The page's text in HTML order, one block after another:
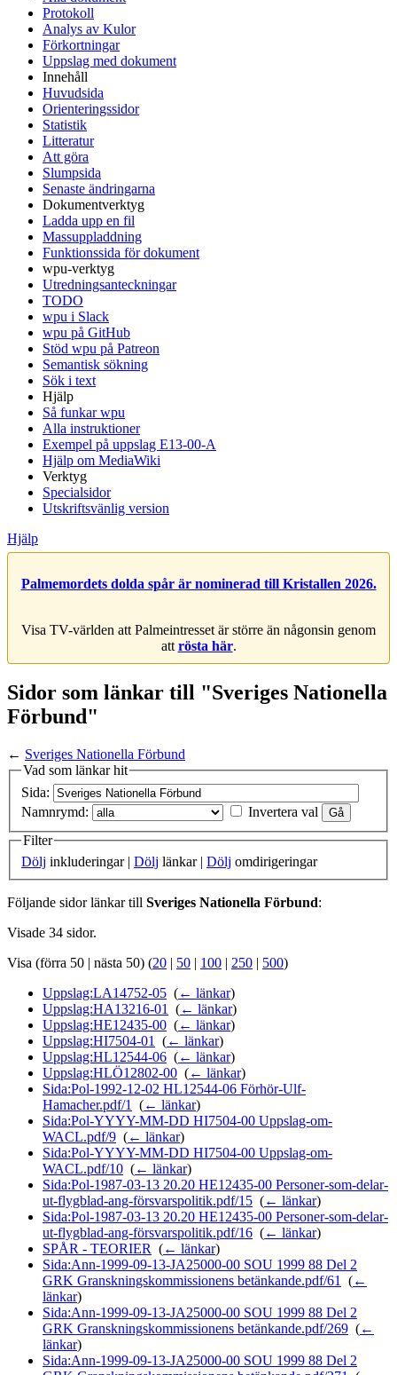
Protokoll
Analys av Kulor
Förkortningar
Uppslag med dokument
Innehåll
Huvudsida
Orienteringssidor
Statistik
Litteratur
Att göra
Slumpsida
Senaste ändringarna
Dokumentverktyg
Ladda upp en fil
Massuppladdning
Funktionssida för dokument
wpu-verktyg
Utredningsanteckningar
TODO
wpu i Slack
wpu på GitHub
Stöd wpu på Patreon
Semantisk sökning
Sök i text
Hjälp
Så funkar wpu
Alla instruktioner
Exempel på uppslag E13-00-A
Hjälp om MediaWiki
Verktyg
Specialsidor
Utskriftsvänlig version
Hjälp
Palmemordets dolda spår är nominerad till Kristallen 2026.
Visa TV-världen att Palmeintresset är större än någonsin genom
att rösta här.
Sidor som länkar till "Sveriges Nationella
Förbund"
← Sveriges Nationella Förbund
Vad som länkar hit
Sida:
Namnrymd:
Invertera val
Filter
Dölj inkluderingar | Dölj länkar | Dölj omdirigeringar
Följande sidor länkar till Sveriges Nationella Förbund:
Visade 34 sidor.
Visa (förra 50 | nästa 50) (20 | 50 | 100 | 250 | 500)
Uppslag:LA14752-05 (← länkar)
Uppslag:HA13216-01
(← länkar)
Uppslag:HE12435-00 (← länkar)
Uppslag:HI7504-01
(← länkar)
Uppslag:HL12544-06 (← länkar)
Uppslag:HLÖ12802-00 (← länkar)
Sida:Pol-1992-12-02 HL12544-06 Förhör-Ulf-
Hamacher.pdf/1
(← länkar)
Sida:Pol-YYYY-MM-DD HI7504-00 Uppslag-om-
WACL.pdf/9 (← länkar)
Sida:Pol-YYYY-MM-DD HI7504-00 Uppslag-om-
WACL.pdf/10 (← länkar)
Sida:Pol-1987-03-13 20.20 HE12435-00 Personer-som-delar-
ut-flygblad-ang-försvarspolitik.pdf/15 (← länkar)
Sida:Pol-1987-03-13 20.20 HE12435-00 Personer-som-delar-
ut-flygblad-ang-försvarspolitik.pdf/16 (← länkar)
SPÅR - TEORIER (← länkar)
Sida:Ann-1999-09-13-JA25000-00 SOU 1999 88 Del 2
GRK Granskningskommissionens betänkande.pdf/61
(←
länkar)
Sida:Ann-1999-09-13-JA25000-00 SOU 1999 88 Del 2
GRK Granskningskommissionens betänkande.pdf/269 (←
länkar)
Sida:Ann-1999-09-13-JA25000-00 SOU 1999 88 Del 2